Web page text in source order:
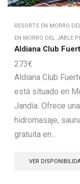
RESORTS EN MORRO
EN MORRO DEL JABLE
Aldiana Club
273€
Aldiana Club
está situado en
Jandía. Ofrece
hidromasaje,
gratuita en...
VER